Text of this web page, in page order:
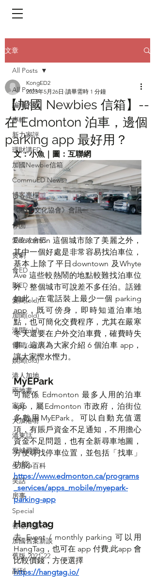
文章
All Posts
編輯的話
專輯
新力家評
理財講ED
加國Newbie信箱
CommuED News
博客專欄
《港ED文化協會》會訊
休閒
愛吃才會肥
煲劇
食ED
影ED
愛聞(old)
加聞(old)
港聞(old)
世聞(old)
娛聞(old)
港人加地
兩地書
家庭
大加港嘢
港東話
愛城尋寶
生活小百科
笑話
房事
Special
香港人講ED
加國舊案新談
舊版 2021-22
副刊
All Posts
【加國 Newbies 信箱】--
在 Edmonton 泊車，邊個
parking app 最好用？
KongED2
2023年5月26日 讀畢需時 1 分鐘
文：小魚｜圖：互聯網
Edmonton 這個城市除了美麗之外，
其中一個好處是非常容易找泊車位，
基本上除了平日downtown 及Whyte
Ave 這些較熱鬧的地點較難找泊車位
外，整個城市可說差不多任泊。話雖
如此，在電話裝上最少一個 parking
app，既可傍身，即時知道泊車地
點，也可簡化交費程序，尤其在嚴寒
冬天還要在户外交泊車費，確費時失
事，這裏為大家介紹 6 個泊車 app，
讓大家慳水慳力。
MyEPark
可能係 Edmonton 最多人用的泊車
app，屬Edmonton 市政府，泊街位
多數用MyEPark。可以自動充值選
項，有賬戶資金不足通知，不用擔心
資金不足問題，也有全新尋車地圖，
方便尋找停車位置，並包括「找車」
功能。
https://www.edmonton.ca/programs
_services/apps_mobile/myepark-
parking-app
Hangtag
去 Event / monthly parking 可以用
HangTag，也可在 app 付費,此app 會
比較價錢，方便選擇
https://hangtag.io/